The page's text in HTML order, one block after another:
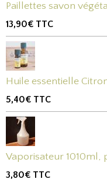
Paillettes savon
13,90€ TTC
Huile essentielle
5,40€ TTC
Vaporisateur 1010ml,
3,80€ TTC